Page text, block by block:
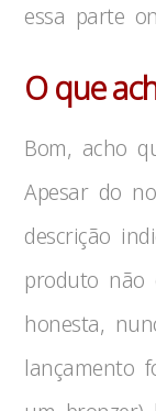
essa parte
O que
Bom, acho
Apesar do
descrição
produto não
honesta,
lançamento